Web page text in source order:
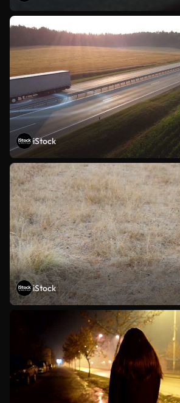
iStock
iStock